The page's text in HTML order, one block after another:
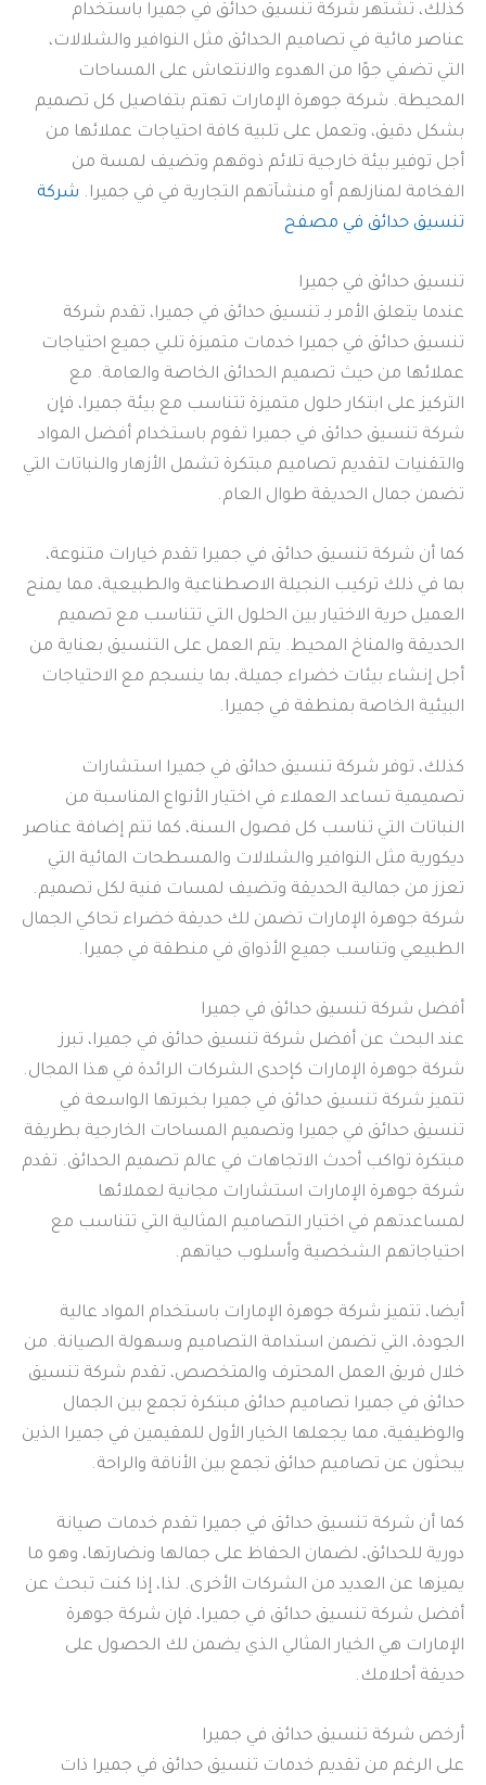
كذلك، تشتهر شركة تنسيق حدائق في جميرا باستخدام
عناصر مائية في تصاميم الحدائق مثل النوافير والشلالات،
التي تضفي جوًا من الهدوء والانتعاش على المساحات
المحيطة. شركة جوهرة الإمارات تهتم بتفاصيل كل تصميم
بشكل دقيق، وتعمل على تلبية كافة احتياجات عملائها من
أجل توفير بيئة خارجية تلائم ذوقهم وتضيف لمسة من
الفخامة لمنازلهم أو منشآتهم التجارية في في جميرا. شركة
تنسيق حدائق في مصفح
تنسيق حدائق في جميرا
عندما يتعلق الأمر بـ تنسيق حدائق في جميرا، تقدم شركة
تنسيق حدائق في جميرا خدمات متميزة تلبي جميع احتياجات
عملائها من حيث تصميم الحدائق الخاصة والعامة. مع
التركيز على ابتكار حلول متميزة تتناسب مع بيئة جميرا، فإن
شركة تنسيق حدائق في جميرا تقوم باستخدام أفضل المواد
والتقنيات لتقديم تصاميم مبتكرة تشمل الأزهار والنباتات التي
تضمن جمال الحديقة طوال العام.
كما أن شركة تنسيق حدائق في جميرا تقدم خيارات متنوعة،
بما في ذلك تركيب النجيلة الاصطناعية والطبيعية، مما يمنح
العميل حرية الاختيار بين الحلول التي تتناسب مع تصميم
الحديقة والمناخ المحيط. يتم العمل على التنسيق بعناية من
أجل إنشاء بيئات خضراء جميلة، بما ينسجم مع الاحتياجات
البيئية الخاصة بمنطقة في جميرا.
كذلك، توفر شركة تنسيق حدائق في جميرا استشارات
تصميمية تساعد العملاء في اختيار الأنواع المناسبة من
النباتات التي تناسب كل فصول السنة، كما تتم إضافة عناصر
ديكورية مثل النوافير والشلالات والمسطحات المائية التي
تعزز من جمالية الحديقة وتضيف لمسات فنية لكل تصميم.
شركة جوهرة الإمارات تضمن لك حديقة خضراء تحاكي الجمال
الطبيعي وتناسب جميع الأذواق في منطقة في جميرا.
أفضل شركة تنسيق حدائق في جميرا
عند البحث عن أفضل شركة تنسيق حدائق في جميرا، تبرز
شركة جوهرة الإمارات كإحدى الشركات الرائدة في هذا المجال.
تتميز شركة تنسيق حدائق في جميرا بخبرتها الواسعة في
تنسيق حدائق في جميرا وتصميم المساحات الخارجية بطريقة
مبتكرة تواكب أحدث الاتجاهات في عالم تصميم الحدائق. تقدم
شركة جوهرة الإمارات استشارات مجانية لعملائها
لمساعدتهم في اختيار التصاميم المثالية التي تتناسب مع
احتياجاتهم الشخصية وأسلوب حياتهم.
أيضا، تتميز شركة جوهرة الإمارات باستخدام المواد عالية
الجودة، التي تضمن استدامة التصاميم وسهولة الصيانة. من
خلال فريق العمل المحترف والمتخصص، تقدم شركة تنسيق
حدائق في جميرا تصاميم حدائق مبتكرة تجمع بين الجمال
والوظيفية، مما يجعلها الخيار الأول للمقيمين في جميرا الذين
يبحثون عن تصاميم حدائق تجمع بين الأناقة والراحة.
كما أن شركة تنسيق حدائق في جميرا تقدم خدمات صيانة
دورية للحدائق، لضمان الحفاظ على جمالها ونضارتها، وهو ما
يميزها عن العديد من الشركات الأخرى. لذا، إذا كنت تبحث عن
أفضل شركة تنسيق حدائق في جميرا، فإن شركة جوهرة
الإمارات هي الخيار المثالي الذي يضمن لك الحصول على
حديقة أحلامك.
أرخص شركة تنسيق حدائق في جميرا
على الرغم من تقديم خدمات تنسيق حدائق في جميرا ذات